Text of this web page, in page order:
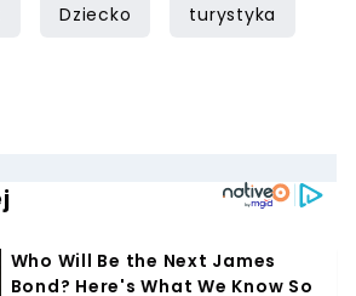
Dziecko turystyka